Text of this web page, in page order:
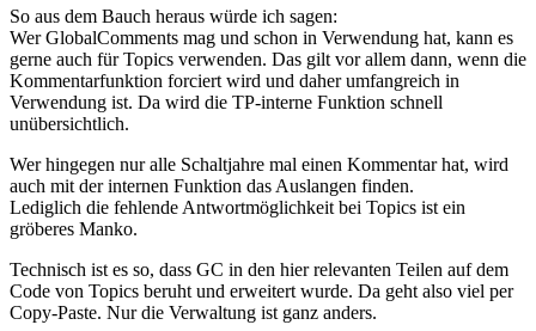
So aus dem Bauch heraus würde ich sagen:
Wer GlobalComments mag und schon in Verwendung hat, kann es
gerne auch für Topics verwenden. Das gilt vor allem dann, wenn die
Kommentarfunktion forciert wird und daher umfangreich in
Verwendung ist. Da wird die TP-interne Funktion schnell
unübersichtlich.
Wer hingegen nur alle Schaltjahre mal einen Kommentar hat, wird
auch mit der internen Funktion das Auslangen finden.
Lediglich die fehlende Antwortmöglichkeit bei Topics ist ein
gröberes Manko.
Technisch ist es so, dass GC in den hier relevanten Teilen auf dem
Code von Topics beruht und erweitert wurde. Da geht also viel per
Copy-Paste. Nur die Verwaltung ist ganz anders.